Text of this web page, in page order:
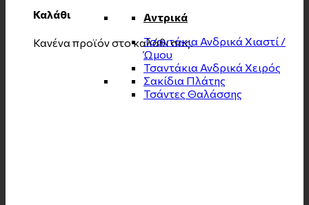
Καλάθι
Κανένα προϊόν στο καλάθι σας.
Αντρικά
Τσαντάκια Ανδρικά Χιαστί /
Ώμου
Τσαντάκια Ανδρικά Χειρός
Σακίδια Πλάτης
Τσάντες Θαλάσσης